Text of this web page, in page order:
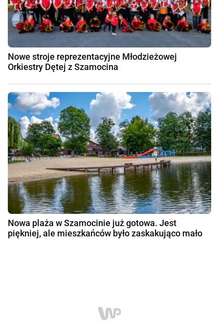
Nowe stroje reprezentacyjne Młodzieżowej
Orkiestry Dętej z Szamocina
Nowa plaża w Szamocinie już gotowa. Jest
piękniej, ale mieszkańców było zaskakująco mało